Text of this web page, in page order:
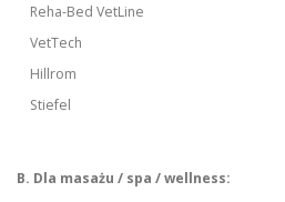
Reha-Bed VetLine
VetTech
Hillrom
Stiefel
B. Dla masażu / spa / wellness: